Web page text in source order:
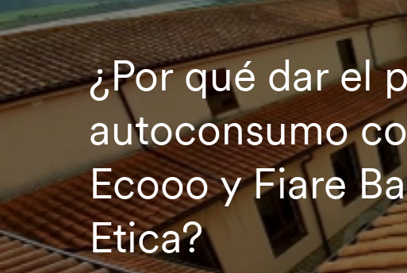
¿Por qué dar el
autoconsumo
Ecooo y Fiare
Etica?